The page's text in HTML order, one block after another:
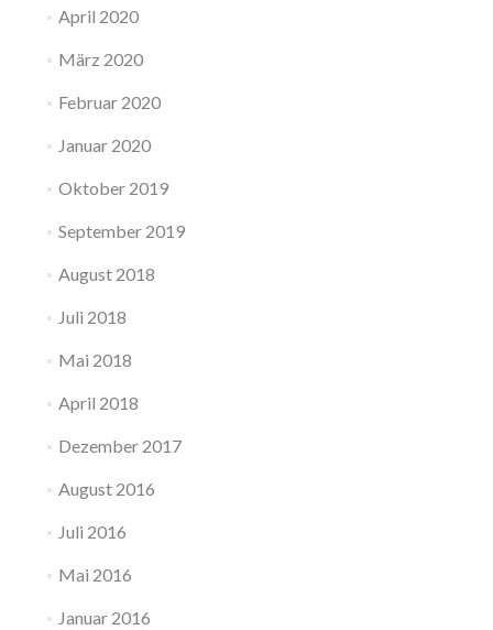
April 2020
März 2020
Februar 2020
Januar 2020
Oktober 2019
September 2019
August 2018
Juli 2018
Mai 2018
April 2018
Dezember 2017
August 2016
Juli 2016
Mai 2016
Januar 2016